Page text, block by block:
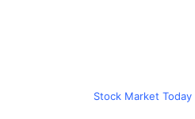
Stock Market Today